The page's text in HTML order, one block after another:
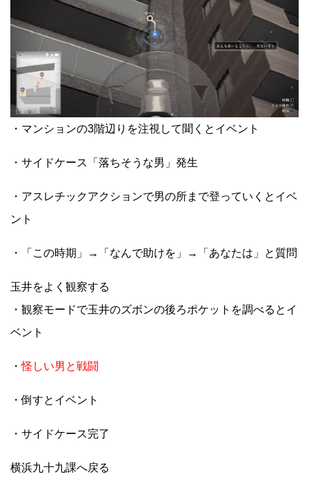
・マンションの3階辺りを注視して聞くとイベント
・サイドケース「落ちそうな男」発生
・アスレチックアクションで男の所まで登っていくとイベ
ント
・「この時期」→「なんで助けを」→「あなたは」と質問
玉井をよく観察する
・観察モードで玉井のズボンの後ろポケットを調べるとイ
ベント
・怪しい男と戦闘
・倒すとイベント
・サイドケース完了
横浜九十九課へ戻る